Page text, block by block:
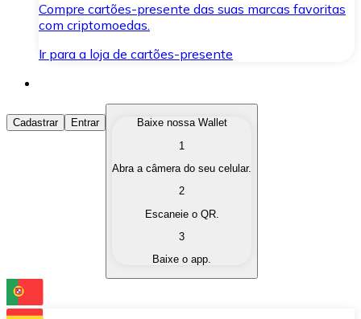
Compre cartões-presente das suas marcas favoritas
com criptomoedas.
Ir para a loja de cartões-presente
Comprar Criptomoedas
Compre as criptomoedas de seu interesse de forma
Converta suas criptomoedas em moeda fiduciária
Troque uma criptomoeda por outra
Cadastrar Entrar
Baixe nossa Wallet
1
Abra a câmera do seu celular.
2
Escaneie o QR.
3
Baixe o app.